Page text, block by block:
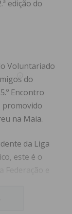
edição do
Voluntariado
do
Encontro
promovido
na Maia.
da Liga
este é o
e
trabalho que